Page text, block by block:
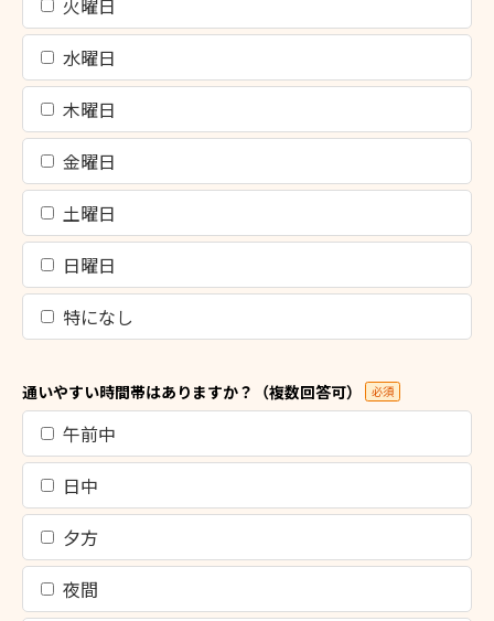
火曜日
水曜日
木曜日
金曜日
土曜日
日曜日
特になし
通いやすい時間帯はありますか？（複数回答可） 必須
午前中
日中
夕方
夜間